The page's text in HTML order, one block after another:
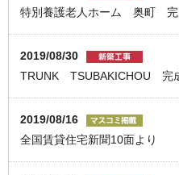
特別養護老人ホーム 奥町
2019/08/30
TRUNK TSUBAKICHOU 完
2019/08/16
全国賃貸住宅新聞10面より